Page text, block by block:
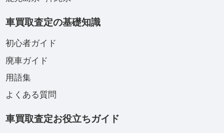
車買取査定の基礎知識
初心者ガイド
廃車ガイド
用語集
よくある質問
車買取査定お役立ちガイド